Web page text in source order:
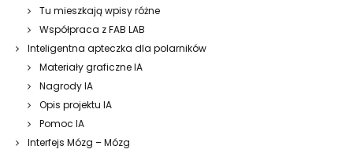
Tu mieszkają wpisy różne
Współpraca z FAB LAB
Inteligentna apteczka dla polarników
Materiały graficzne IA
Nagrody IA
Opis projektu IA
Pomoc IA
Interfejs Mózg – Mózg